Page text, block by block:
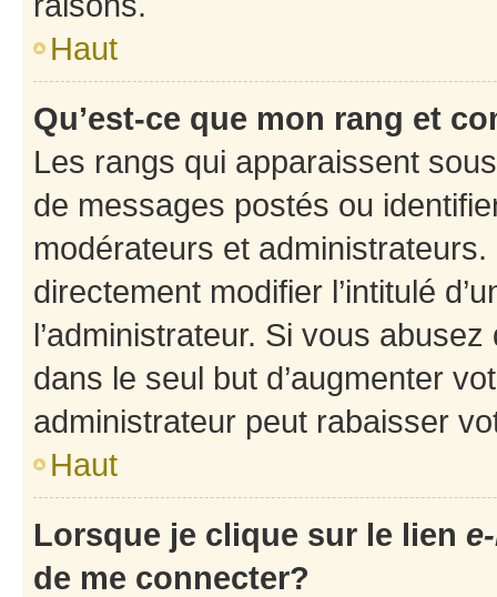
Haut
Qu’est-ce que mon rang et
Les rangs qui apparaissent
de messages postés ou
modérateurs et
directement modifier l’intitulé
l’administrateur. Si vous
dans le seul but d’augmenter
administrateur peut rabaisser
Haut
Lorsque je clique sur le lien
de me connecter?